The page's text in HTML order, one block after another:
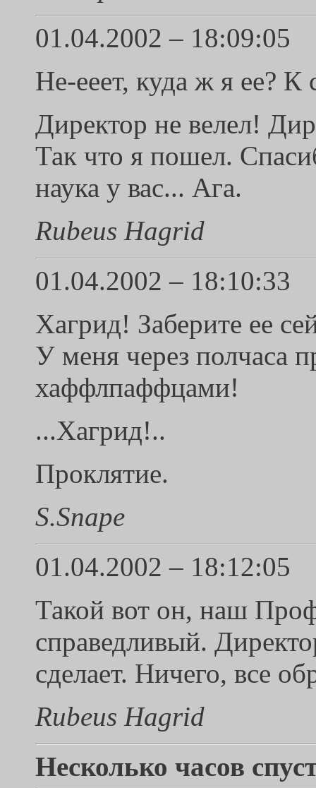
01.04.2002 – 18:09:05
Не-ееет, куда ж я ее? К
Директор не велел!
Так что я пошел.
наука у вас... Ага.
Rubeus Hagrid
01.04.2002 – 18:10:33
Хагрид! Заберите ее
У меня через полчаса
хаффлпаффцами!
...Хагрид!..
Проклятие.
S.Snape
01.04.2002 – 18:12:05
Такой вот он, наш
справедливый.
сделает. Ничего, все
Rubeus Hagrid
Несколько часов